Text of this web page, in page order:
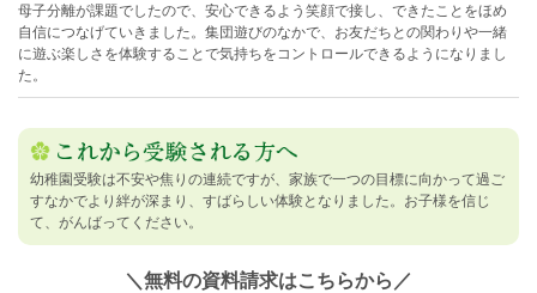
母子分離が課題でしたので、安心できるよう笑顔で接し、できたことをほめ
自信につなげていきました。集団遊びのなかで、お友だちとの関わりや一緒
に遊ぶ楽しさを体験することで気持ちをコントロールできるようになりまし
た。
幼稚園受験は不安や焦りの連続ですが、家族で一つの目標に向かって過ご
すなかでより絆が深まり、すばらしい体験となりました。お子様を信じ
て、がんばってください。
＼無料の資料請求はこちらから／